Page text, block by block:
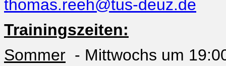
thomas.reeh@tus-deuz.de
Trainingszeiten:
Sommer - Mittwochs um